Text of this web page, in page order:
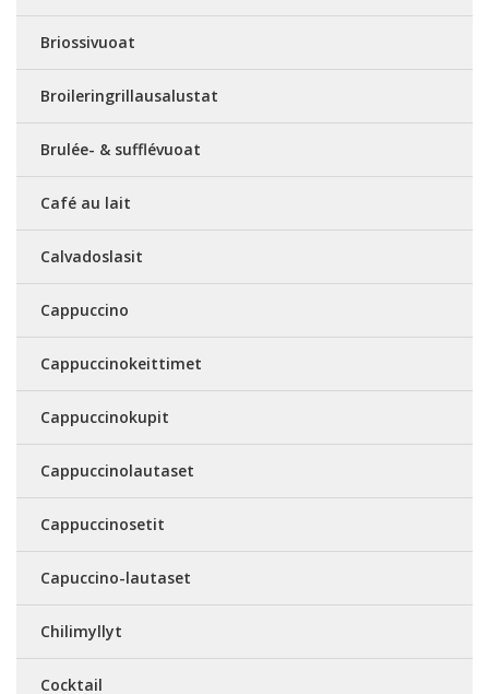
Briossivuoat
Broileringrillausalustat
Brulée- & sufflévuoat
Café au lait
Calvadoslasit
Cappuccino
Cappuccinokeittimet
Cappuccinokupit
Cappuccinolautaset
Cappuccinosetit
Capuccino-lautaset
Chilimyllyt
Cocktail